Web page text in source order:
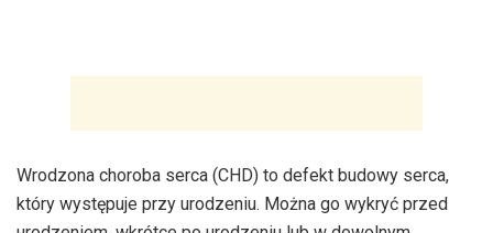
Wrodzona choroba serca (CHD) to defekt budowy serca,
który występuje przy urodzeniu. Można go wykryć przed